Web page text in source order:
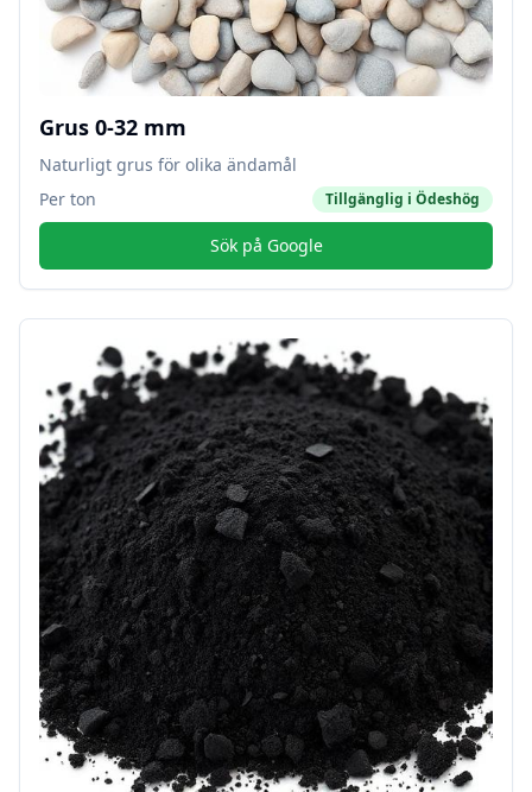
Grus 0-32 mm
Naturligt grus för olika ändamål
Per ton
Tillgänglig i Ödeshög
Sök på Google